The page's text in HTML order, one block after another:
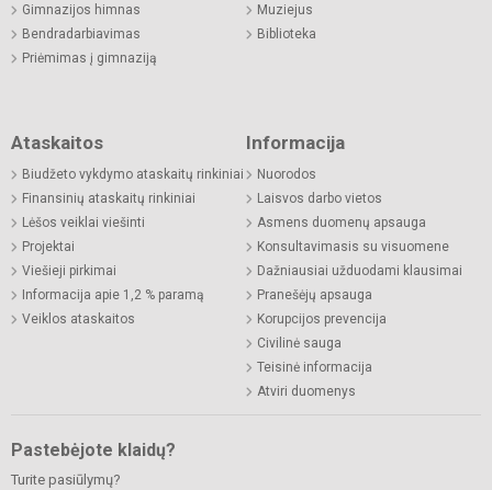
Gimnazijos himnas
Bendradarbiavimas
Priėmimas į gimnaziją
Muziejus
Biblioteka
Ataskaitos
Biudžeto vykdymo ataskaitų rinkiniai
Finansinių ataskaitų rinkiniai
Lėšos veiklai viešinti
Projektai
Viešieji pirkimai
Informacija apie 1,2 % paramą
Veiklos ataskaitos
Informacija
Nuorodos
Laisvos darbo vietos
Asmens duomenų apsauga
Konsultavimasis su visuomene
Dažniausiai užduodami klausimai
Pranešėjų apsauga
Korupcijos prevencija
Civilinė sauga
Teisinė informacija
Atviri duomenys
Pastebėjote klaidų?
Turite pasiūlymų?